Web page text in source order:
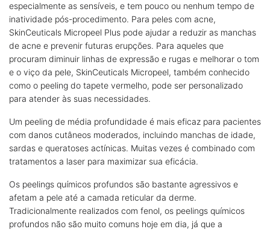
especialmente as sensíveis, e tem pouco ou nenhum tempo de
inatividade pós-procedimento. Para peles com acne,
SkinCeuticals Micropeel Plus pode ajudar a reduzir as manchas
de acne e prevenir futuras erupções. Para aqueles que
procuram diminuir linhas de expressão e rugas e melhorar o tom
e o viço da pele, SkinCeuticals Micropeel, também conhecido
como o peeling do tapete vermelho, pode ser personalizado
para atender às suas necessidades.
Um peeling de média profundidade é mais eficaz para pacientes
com danos cutâneos moderados, incluindo manchas de idade,
sardas e queratoses actínicas. Muitas vezes é combinado com
tratamentos a laser para maximizar sua eficácia.
Os peelings químicos profundos são bastante agressivos e
afetam a pele até a camada reticular da derme.
Tradicionalmente realizados com fenol, os peelings químicos
profundos não são muito comuns hoje em dia, já que a